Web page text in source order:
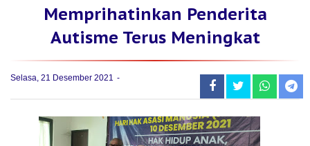
Memprihatinkan Penderita
Autisme Terus Meningkat
Selasa, 21 Desember 2021